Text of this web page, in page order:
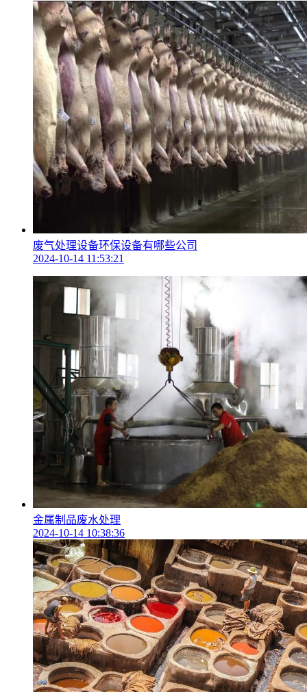
废气处理设备环保设备有哪些公司
2024-10-14 11:53:21
金属制品废水处理
2024-10-14 10:38:36